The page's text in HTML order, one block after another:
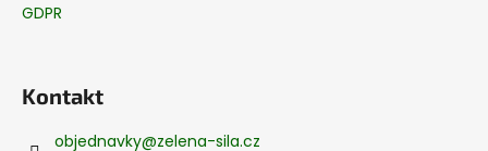
GDPR
Kontakt
objednavky@zelena-sila.cz